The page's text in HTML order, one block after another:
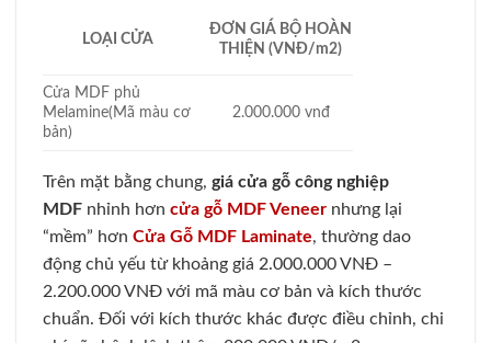
LOẠI CỬA
ĐƠN GIÁ BỘ HOÀN
THIỆN (VNĐ/m2)
Cửa MDF phủ
Melamine(Mã màu cơ
bản)
2.000.000 vnđ
Trên mặt bằng chung, giá cửa gỗ công nghiệp
MDF nhỉnh hơn cửa gỗ MDF Veneer nhưng lại
“mềm” hơn Cửa Gỗ MDF Laminate, thường dao
động chủ yếu từ khoảng giá 2.000.000 VNĐ –
2.200.000 VNĐ với mã màu cơ bản và kích thước
chuẩn. Đối với kích thước khác được điều chỉnh, chi